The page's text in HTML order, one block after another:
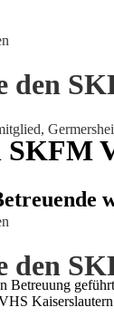
den
den
SKFM